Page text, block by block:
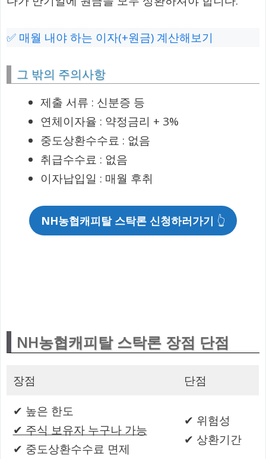
✅ 매월 내야 하는 이자(+원금) 계산해보기
그 밖의 주의사항
제출 서류 : 신분증 등
연체이자율 : 약정금리 + 3%
중도상환수수료 : 없음
취급수수료 : 없음
이자납입일 : 매월 후취
NH농협캐피탈 스탁론 신청하러가기 👆
NH농협캐피탈 스탁론 장점 단점
장점
단점
✔ 높은 한도
✔ 주식 보유자 누구나 가능
✔ 중도상환수수료 면제
✔ 위험성
✔ 상환기간